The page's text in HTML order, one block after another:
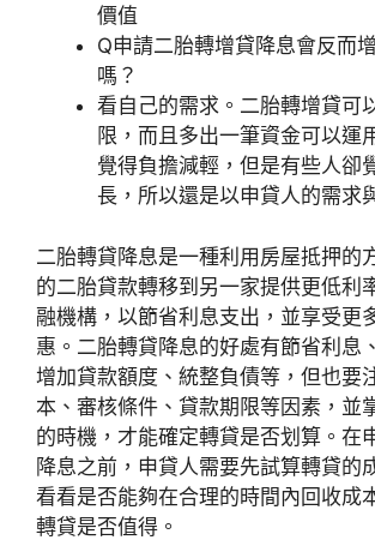
價值
Q申請二胎轉增貸降息會反而
嗎？
看自己的需求。二胎轉增貸可
限，而且多出一筆資金可以運
覺得負擔減輕，但是有些人卻
長，所以還是以申貸人的需求
二胎轉貸降息是一種利用房屋抵押的
的二胎貸款轉移到另一家提供更低利
融機構，以節省利息支出，並享受更
惠。二胎轉貸降息的好處有節省利息
增加貸款額度、統整負債等，但也要
本、審核條件、貸款期限等因素，並
的時機，才能確定轉貸是否划算。在
降息之前，申貸人需要先試算轉貸的
看看是否能夠在合理的時間內回收成
轉貸是否值得。